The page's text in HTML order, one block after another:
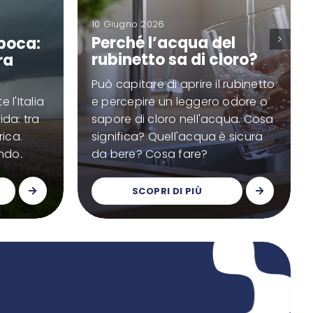
l'Italia
tra
10 Giugno 2026
Perché l’acqua del
rubinetto sa di cloro?
Può capitare di aprire il rubinetto
e percepire un leggero odore o
sapore di cloro nell'acqua. Cosa
significa? Quell'acqua è sicura
da bere? Cosa fare?
SCOPRI DI PIÙ